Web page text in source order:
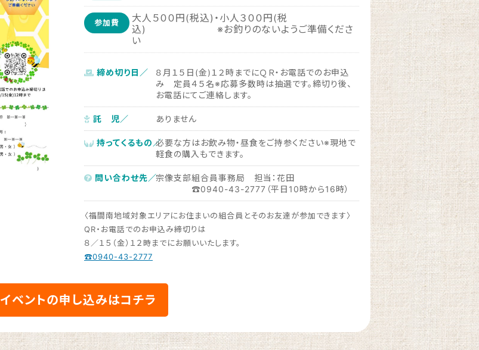
参加費
大人５００円(税込)・小人３００円(税
込) ※お釣りのないようご準備くださ
い
締め切り日／
８月１５日(金)１２時までにＱＲ・お電話でのお申込
み 定員４５名※応募多数時は抽選です。締切り後、
お電話にてご連絡します。
託 児／ ありません
持ってくるもの／必要な方はお飲み物・昼食をご持参ください※現地で
軽食の購入もできます。
問い合わせ先／宗像支部組合員事務局 担当：花田
☎0940-43-2777（平日10時から16時）
〈福間南地域対象エリアにお住まいの組合員とそのお友達が参加できます〉
QR・お電話でのお申込み締切りは
８／１５（金）１２時までにお願いいたします。
☎0940-43-2777
イベントの申し込みはコチラ